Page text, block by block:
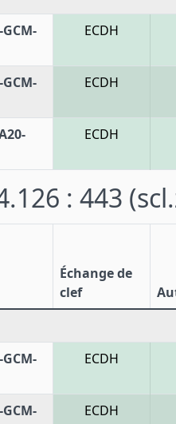
GCM-
ECDH
GCM-
ECDH
ECDH
: 443
Échange de
clef
GCM-
ECDH
GCM-
ECDH